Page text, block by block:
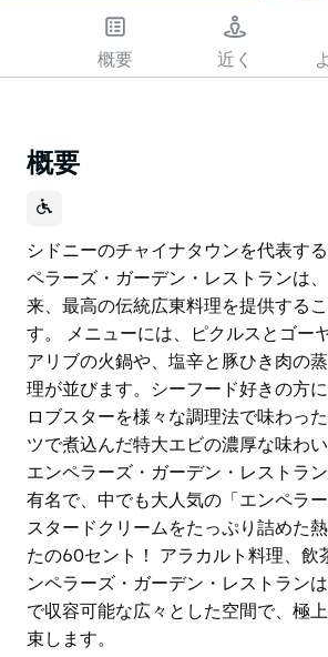
概要 近く
概要
シドニーのチャイナタウンを代表す
ペラーズ・ガーデン・レストランは
来、最高の伝統広東料理を提供する
す。 メニューには、ピクルスとゴー
アリブの火鍋や、塩辛と豚ひき肉の
理が並びます。シーフード好きの方
ロブスターを様々な調理法で味わっ
ツで煮込んだ特大エビの濃厚な味わ
エンペラーズ・ガーデン・レストラ
有名で、中でも大人気の「エンペラ
スタードクリームをたっぷり詰めた
たの60セント！ アラカルト料理、飲
ンペラーズ・ガーデン・レストラン
で収容可能な広々とした空間で、極
束します。